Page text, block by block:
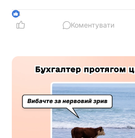
за вихідним або святковим днем
4
Коментувати